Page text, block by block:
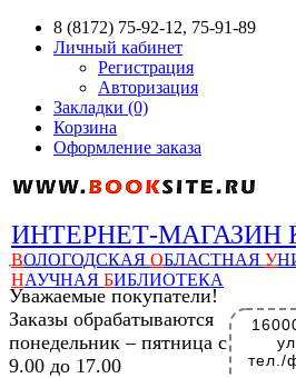
8 (8172) 75-92-12, 75-91-89
Личный кабинет
Регистрация
Авторизация
Закладки (0)
Корзина
Оформление заказа
ИНТЕРНЕТ-МАГАЗИН
ВОЛОГОДСКАЯ ОБЛАСТНАЯ У
НАУЧНАЯ БИБЛИОТЕКА
тел./
Уважаемые покупатели!
Заказы обрабатываются
понедельник – пятница с
9.00 до 17.00